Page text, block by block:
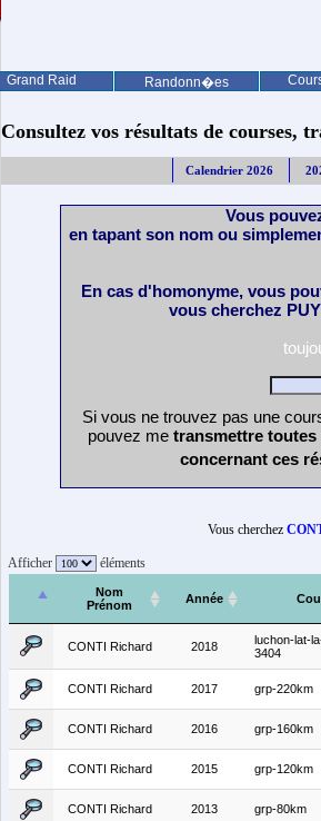
Grand Raid Randonn�es
Consultez vos résultats de courses,
Calendrier 2026
Vous
en tapant son nom ou
En cas d'homonyme, vous
vous cherchez
Si vous ne trouvez pas une
pouvez me transmettre
concernant ces
Vous cherchez
Afficher éléments
Nom
Prénom
Année
CONTI Richard 2018
luchon-lat-
3404
CONTI Richard 2017 grp-220km
CONTI Richard 2016 grp-160km
CONTI Richard 2015 grp-120km
CONTI Richard 2013 grp-80km